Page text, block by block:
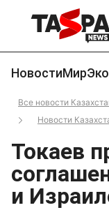
НовостиМир
Все новости
Новости
Токаев
и